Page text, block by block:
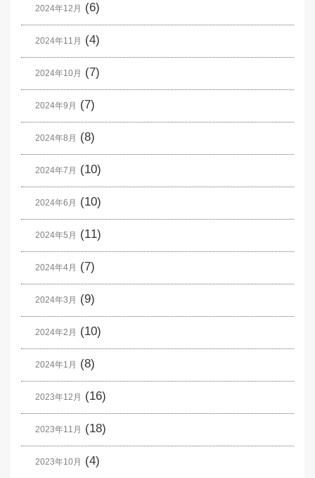
2024年12月 (6)
2024年11月 (4)
2024年10月 (7)
2024年9月 (7)
2024年8月 (8)
2024年7月 (10)
2024年6月 (10)
2024年5月 (11)
2024年4月 (7)
2024年3月 (9)
2024年2月 (10)
2024年1月 (8)
2023年12月 (16)
2023年11月 (18)
2023年10月 (4)